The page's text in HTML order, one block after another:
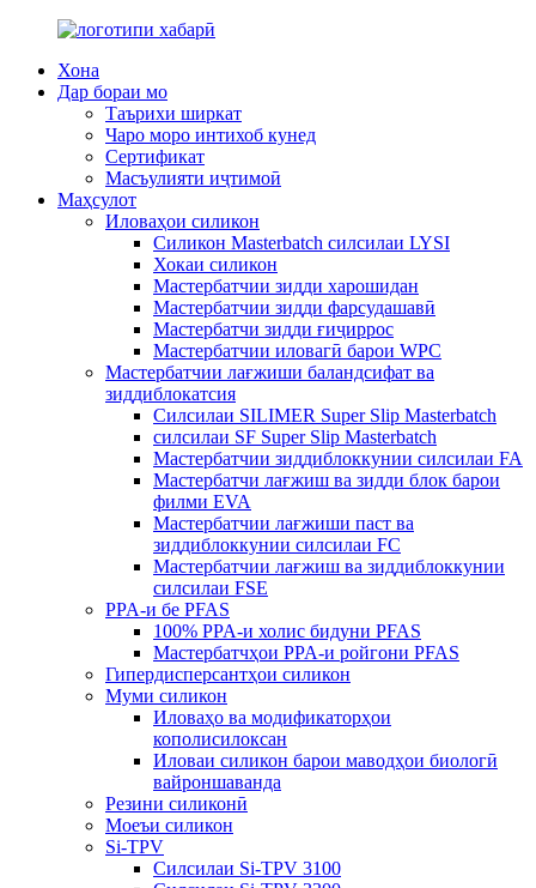
Хона
Дар бораи мо
Таърихи ширкат
Чаро моро интихоб кунед
Сертификат
Масъулияти иҷтимоӣ
Маҳсулот
Иловаҳои силикон
Силикон Masterbatch силсилаи LYSI
Хокаи силикон
Мастербатчии зидди харошидан
Мастербатчии зидди фарсудашавӣ
Мастербатчи зидди ғиҷиррос
Мастербатчии иловагӣ барои WPC
Мастербатчии лағжиши баландсифат ва
зиддиблокатсия
Силсилаи SILIMER Super Slip Masterbatch
силсилаи SF Super Slip Masterbatch
Мастербатчии зиддиблоккунии силсилаи FA
Мастербатчи лағжиш ва зидди блок барои
филми EVA
Мастербатчии лағжиши паст ва
зиддиблоккунии силсилаи FC
Мастербатчии лағжиш ва зиддиблоккунии
силсилаи FSE
PPA-и бе PFAS
100% PPA-и холис бидуни PFAS
Мастербатчҳои PPA-и ройгони PFAS
Гипердисперсантҳои силикон
Муми силикон
Иловаҳо ва модификаторҳои
кополисилоксан
Иловаи силикон барои маводҳои биологӣ
вайроншаванда
Резини силиконӣ
Моеъи силикон
Si-TPV
Силсилаи Si-TPV 3100